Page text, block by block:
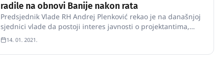
radile na obnovi Banije nakon rata
Predsjednik Vlade RH Andrej Plenković rekao je na današnjoj
sjednici vlade da postoji interes javnosti o projektantima,
izvođačima i nadzoru različitih aspekata obnove i stambenog
zbrinjavanja na području Sisačko-moslavačke županije "Ja
sam jučer dao nalog državnom tajniku u…
14. 01. 2021.